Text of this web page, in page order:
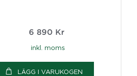
6 890 Kr
inkl. moms
LÄGG I VARUKOGEN